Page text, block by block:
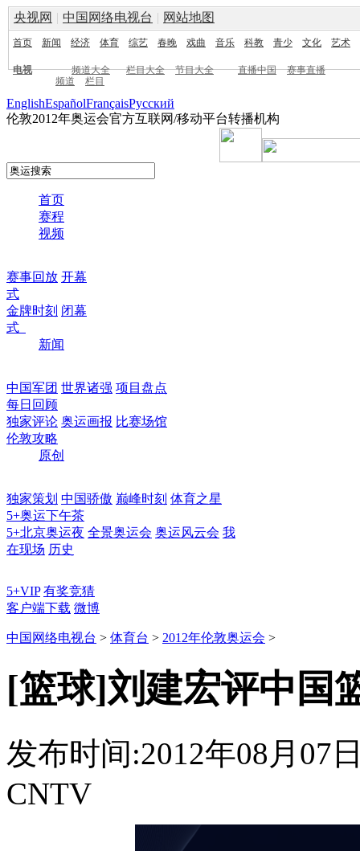
央视网 | 中国网络电视台 | 网站地图
首页 新闻 经济 体育 综艺 春晚 戏曲 音乐 科教 青少 文化 艺术
电视 频道大全 栏目大全 节目大全 直播中国
赛事直播
频道
栏目
EnglishEspañolFrançaisPусский
伦敦2012年奥运会官方互联网/移动平台转播机构
首页
赛程
视频
赛事回放 开幕
式
金牌时刻 闭幕
式
新闻
中国军团 世界诸强 项目盘点
每日回顾
独家评论 奥运画报 比赛场馆
伦敦攻略
原创
独家策划 中国骄傲 巅峰时刻 体育之星
5+奥运下午茶
5+北京奥运夜 全景奥运会 奥运风云会 我
在现场 历史
5+VIP 有奖竞猜
客户端下载 微博
中国网络电视台 > 体育台 > 2012年伦敦奥运会 >
[篮球]刘建宏评中国
发布时间:2012年08月07
CNTV